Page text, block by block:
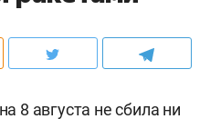
8 августа не сбила ни